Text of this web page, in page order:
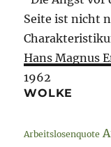
Seite ist nicht
Hans Magnus
1962
WOLKE
Arbeitslosenquote